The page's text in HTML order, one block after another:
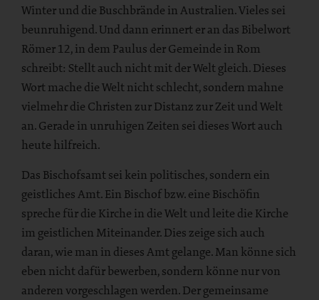
Winter und die Buschbrände in Australien. Vieles sei
beunruhigend. Und dann erinnert er an das Bibelwort
Römer 12, in dem Paulus der Gemeinde in Rom
schreibt: Stellt auch nicht mit der Welt gleich. Dieses
Wort mache die Welt nicht schlecht, sondern mahne
vielmehr die Christen zur Distanz zur Zeit und Welt
an. Gerade in unruhigen Zeiten sei dieses Wort auch
heute hilfreich.
Das Bischofsamt sei kein politisches, sondern ein
geistliches Amt. Ein Bischof bzw. eine Bischöfin
spreche für die Kirche in die Welt und leite die Kirche
im geistlichen Miteinander. Dies zeige sich auch
daran, wie man in dieses Amt gelange. Man könne sich
eben nicht dafür bewerben, sondern könne nur von
anderen vorgeschlagen werden. Der gemeinsame